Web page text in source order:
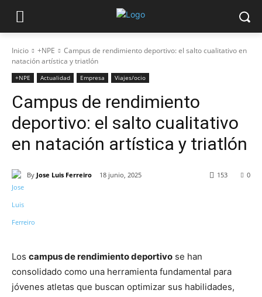
Inicio +NPE
Campus de rendimiento deportivo: el salto cualitativo en
natación artística y triatlón
+NPE Actualidad Empresa Viajes/ocio
Campus de rendimiento
deportivo: el salto cualitativo
en natación artística y triatlón
By Jose Luis Ferreiro 18 junio, 2025 0
153
Los campus de rendimiento deportivo se han
consolidado como una herramienta fundamental para
jóvenes atletas que buscan optimizar sus habilidades,